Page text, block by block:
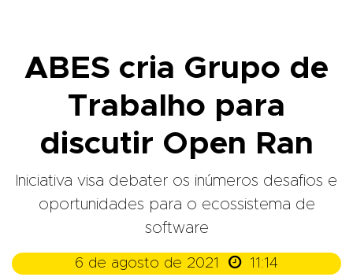
ABES cria Grupo de
Trabalho para
discutir Open Ran
Iniciativa visa debater os inúmeros desafios e
oportunidades para o ecossistema de
software
6 de agosto de 2021  11:14